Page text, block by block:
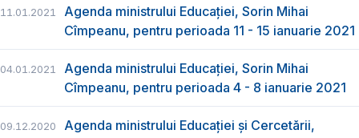
11.01.2021
Agenda ministrului Educației, Sorin Mihai
Cîmpeanu, pentru perioada 11 - 15 ianuarie 2021
04.01.2021
Agenda ministrului Educației, Sorin Mihai
Cîmpeanu, pentru perioada 4 - 8 ianuarie 2021
09.12.2020
Agenda ministrului Educației și Cercetării,